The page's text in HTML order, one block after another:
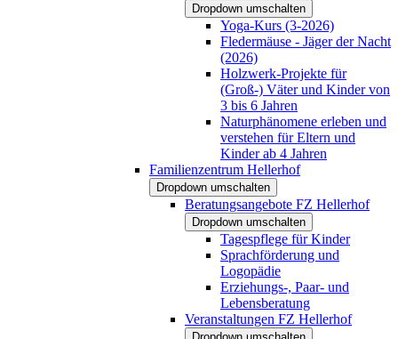
Dropdown umschalten
Yoga-Kurs (3-2026)
Fledermäuse - Jäger der Nacht
(2026)
Holzwerk-Projekte für
(Groß-) Väter und Kinder von
3 bis 6 Jahren
Naturphänomene erleben und
verstehen für Eltern und
Kinder ab 4 Jahren
Familienzentrum Hellerhof
Dropdown umschalten
Beratungsangebote FZ Hellerhof
Dropdown umschalten
Tagespflege für Kinder
Sprachförderung und
Logopädie
Erziehungs-, Paar- und
Lebensberatung
Veranstaltungen FZ Hellerhof